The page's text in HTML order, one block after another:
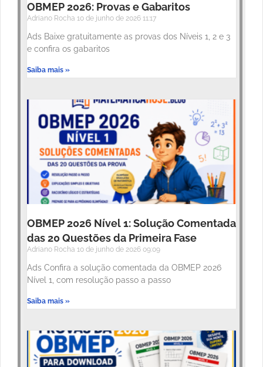
OBMEP 2026: Provas e Gabaritos
Adriano Rocha 10 de junho de 2026 11:17
Ads Baixe gratuitamente as provas dos Níveis 1, 2 e 3
e confira os gabaritos
Saiba mais »
OBMEP 2026 Nível 1: Solução Comentada
das 20 Questões da Primeira Fase
Adriano Rocha 10 de junho de 2026 09:09
Ads Confira a solução comentada da OBMEP 2026
Nível 1, com resolução passo a passo
Saiba mais »